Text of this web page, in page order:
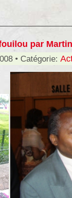
par
• Catégorie: